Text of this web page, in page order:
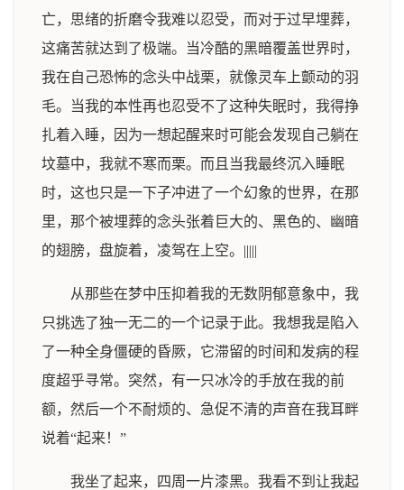
亡，思绪的折磨令我难以忍受，而对于过早埋葬，
这痛苦就达到了极端。当冷酷的黑暗覆盖世界时，
我在自己恐怖的念头中战栗，就像灵车上颤动的羽
毛。当我的本性再也忍受不了这种失眠时，我得挣
扎着入睡，因为一想起醒来时可能会发现自己躺在
坟墓中，我就不寒而栗。而且当我最终沉入睡眠
时，这也只是一下子冲进了一个幻象的世界，在那
里，那个被埋葬的念头张着巨大的、黑色的、幽暗
的翅膀，盘旋着，凌驾在上空。|||||
从那些在梦中压抑着我的无数阴郁意象中，我
只挑选了独一无二的一个记录于此。我想我是陷入
了一种全身僵硬的昏厥，它滞留的时间和发病的程
度超乎寻常。突然，有一只冰冷的手放在我的前
额，然后一个不耐烦的、急促不清的声音在我耳畔
说着“起来！”
我坐了起来，四周一片漆黑。我看不到让我起